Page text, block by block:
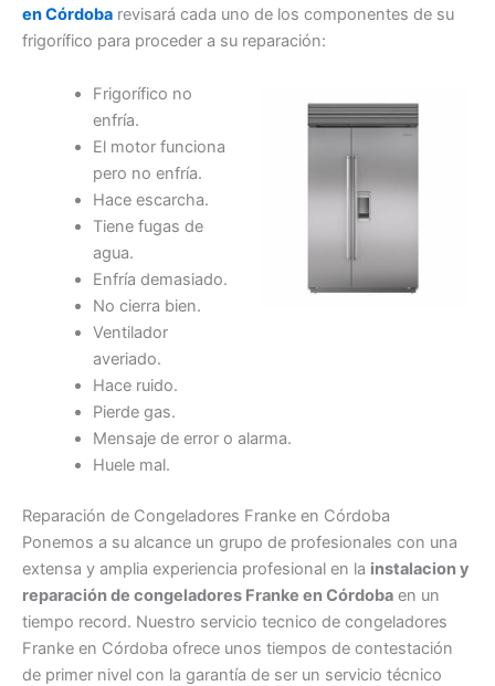
en Córdoba revisará cada uno de los componentes de su
frigorífico para proceder a su reparación:
Frigorífico no
enfría.
El motor funciona
pero no enfría.
Hace escarcha.
Tiene fugas de
agua.
Enfría demasiado.
No cierra bien.
Ventilador
averiado.
Hace ruido.
Pierde gas.
Mensaje de error o alarma.
Huele mal.
Reparación de Congeladores Franke en Córdoba
Ponemos a su alcance un grupo de profesionales con una
extensa y amplia experiencia profesional en la instalacion y
reparación de congeladores Franke en Córdoba en un
tiempo record. Nuestro servicio tecnico de congeladores
Franke en Córdoba ofrece unos tiempos de contestación
de primer nivel con la garantía de ser un servicio técnico